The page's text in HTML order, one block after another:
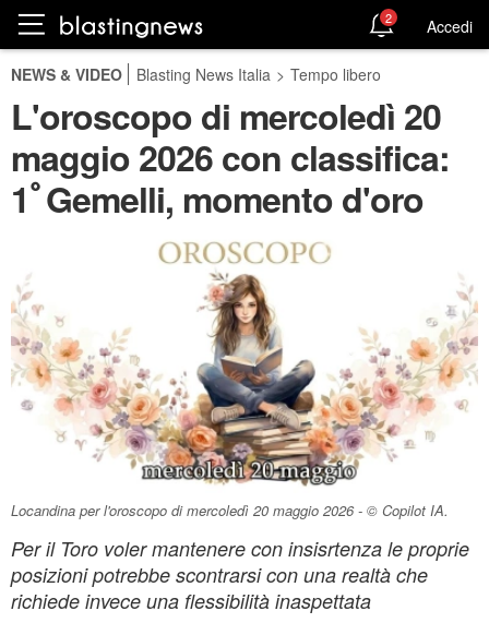
2 Accedi
NEWS & VIDEO Blasting News Italia > Tempo libero
L'oroscopo di mercoledì 20
maggio 2026 con classifica:
1ﾟGemelli, momento d'oro
Locandina per l'oroscopo di mercoledì 20 maggio 2026 - © Copilot IA.
Per il Toro voler mantenere con insisrtenza le proprie
posizioni potrebbe scontrarsi con una realtà che
richiede invece una flessibilità inaspettata